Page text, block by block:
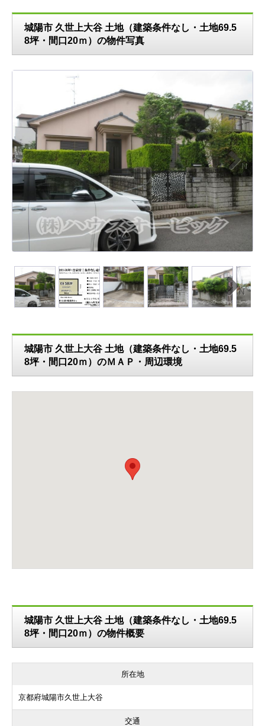
城陽市 久世上大谷 土地（建築条件なし・土地69.5
8坪・間口20ｍ）の物件写真
N
ext
N
ext
城陽市 久世上大谷 土地（建築条件なし・土地69.5
8坪・間口20ｍ）のＭＡＰ・周辺環境
城陽市 久世上大谷 土地（建築条件なし・土地69.5
8坪・間口20ｍ）の物件概要
所在地
京都府城陽市久世上大谷
交通